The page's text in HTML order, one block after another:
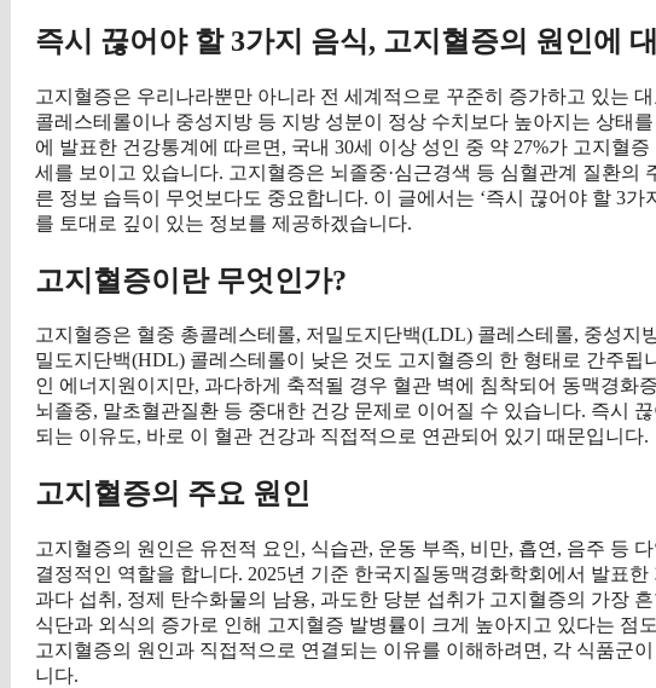
즉시 끊어야 할 3가지 음식, 고지혈증의 원인에
고지혈증은 우리나라뿐만 아니라 전 세계적으로 꾸준히 증가하고 있는
콜레스테롤이나 중성지방 등 지방 성분이 정상 수치보다 높아지는 상태
에 발표한 건강통계에 따르면, 국내 30세 이상 성인 중 약 27%가 고지혈
세를 보이고 있습니다. 고지혈증은 뇌졸중·심근경색 등 심혈관계 질환의
른 정보 습득이 무엇보다도 중요합니다. 이 글에서는 ‘즉시 끊어야 할 3가
를 토대로 깊이 있는 정보를 제공하겠습니다.
고지혈증이란 무엇인가?
고지혈증은 혈중 총콜레스테롤, 저밀도지단백(LDL) 콜레스테롤, 중성지
밀도지단백(HDL) 콜레스테롤이 낮은 것도 고지혈증의 한 형태로 간주됩
인 에너지원이지만, 과다하게 축적될 경우 혈관 벽에 침착되어 동맥경화
뇌졸중, 말초혈관질환 등 중대한 건강 문제로 이어질 수 있습니다. 즉시
되는 이유도, 바로 이 혈관 건강과 직접적으로 연관되어 있기 때문입니다.
고지혈증의 주요 원인
고지혈증의 원인은 유전적 요인, 식습관, 운동 부족, 비만, 흡연, 음주 등
결정적인 역할을 합니다. 2025년 기준 한국지질동맥경화학회에서 발표
과다 섭취, 정제 탄수화물의 남용, 과도한 당분 섭취가 고지혈증의 가장
식단과 외식의 증가로 인해 고지혈증 발병률이 크게 높아지고 있다는 점
고지혈증의 원인과 직접적으로 연결되는 이유를 이해하려면, 각 식품군
니다.